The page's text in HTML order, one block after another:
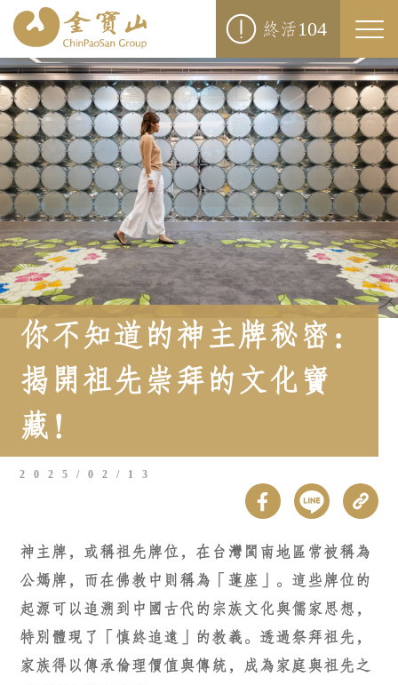
終活104
2025/02/13
你不知道的神主牌秘密：
揭開祖先崇拜的文化寶
藏！
神主牌，或稱祖先牌位，在台灣閩南地區常被稱為
公媽牌，而在佛教中則稱為「蓮座」。這些牌位的
起源可以追溯到中國古代的宗族文化與儒家思想，
特別體現了「慎終追遠」的教義。透過祭拜祖先，
家族得以傳承倫理價值與傳統，成為家庭與祖先之